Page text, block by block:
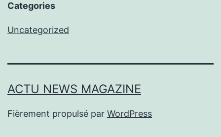
Categories
Uncategorized
ACTU NEWS MAGAZINE
Fièrement propulsé par WordPress